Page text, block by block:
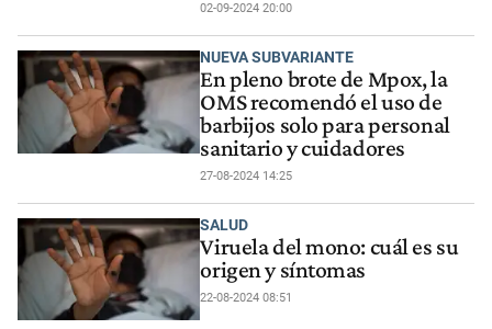
02-09-2024 20:00
NUEVA SUBVARIANTE
En pleno brote de Mpox, la
OMS recomendó el uso de
barbijos solo para personal
sanitario y cuidadores
27-08-2024 14:25
SALUD
Viruela del mono: cuál es su
origen y síntomas
22-08-2024 08:51